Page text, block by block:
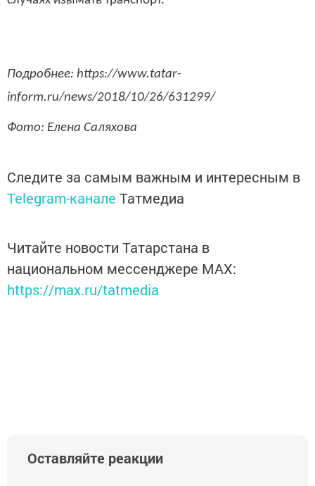
Подробнее: https://www.tatar-
inform.ru/news/2018/10/26/631299/
Фото: Елена Саляхова
Следите за самым важным и интересным в
Telegram-канале Татмедиа
Читайте новости Татарстана в
национальном мессенджере MАХ:
https://max.ru/tatmedia
Оставляйте реакции